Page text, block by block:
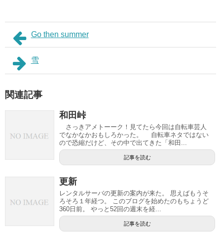
Go then summer
雪
関連記事
和田峠
さっきアメトーーク！見てたら今回は自転車芸人
でなかなかおもしろかった。 自転車ネタではない
ので恐縮だけど、その中で出てきた「和田...
記事を読む
更新
レンタルサーバの更新の案内が来た。 思えばもうそ
ろそろ１年経つ。 このブログを始めたのもちょうど
360日前。 やっと52回の週末を経...
記事を読む